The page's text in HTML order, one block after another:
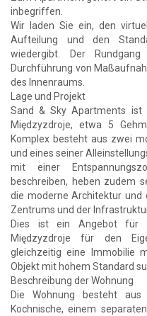
inbegriffen.
Wir laden Sie ein, den
Aufteilung und den
wiedergibt. Der
Durchführung von
des Innenraums.
Lage und Projekt
Sand & Sky Apartments ist
Międzyzdroje, etwa 5
Komplex besteht aus zwei
und eines seiner
mit einer
beschreiben, heben zudem
die moderne Architektur und
Zentrums und der
Dies ist ein Angebot für
Międzyzdroje für den
gleichzeitig eine Immobilie
Objekt mit hohem Standard
Beschreibung der Wohnung
Die Wohnung besteht
Kochnische, einem